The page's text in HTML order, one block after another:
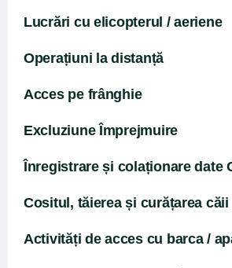
Lucrări cu elicopterul / aeriene
Operațiuni la distanță
Acces pe frânghie
Excluziune Împrejmuire
Înregistrare și colaționare date
Cositul, tăierea și curățarea căii
Activități de acces cu barca /